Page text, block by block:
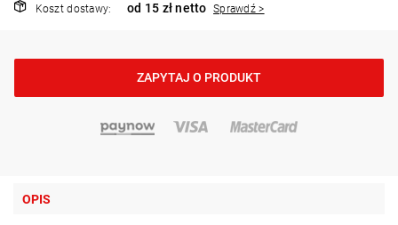
Koszt dostawy: od 15 zł netto Sprawdź >
ZAPYTAJ O PRODUKT
OPIS